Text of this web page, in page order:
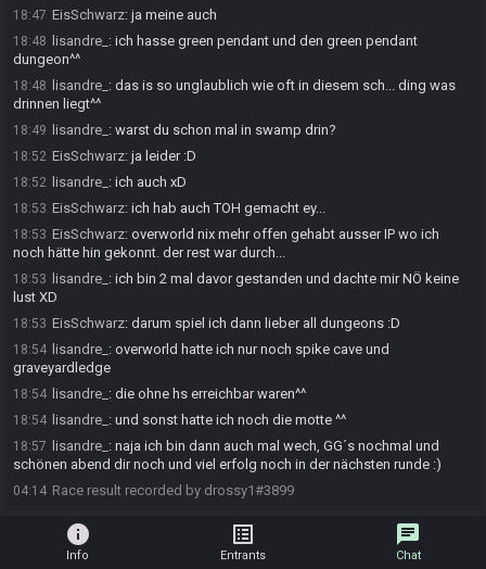
18:47 EisSchwarz: ja meine auch
18:48 lisandre_ : ich hasse green pendant und den green pendant
dungeon^^
18:48 lisandre_ : das is so unglaublich wie oft in diesem sch... ding was
drinnen liegt^^
18:49 lisandre_ : warst du schon mal in swamp drin?
18:52 EisSchwarz: ja leider :D
18:52 lisandre_ : ich auch xD
18:53 EisSchwarz: ich hab auch TOH gemacht ey...
18:53 EisSchwarz: overworld nix mehr offen gehabt ausser IP wo ich
noch hätte hin gekonnt. der rest war durch...
18:53 lisandre_ : ich bin 2 mal davor gestanden und dachte mir NÖ keine
lust XD
18:53 EisSchwarz: darum spiel ich dann lieber all dungeons :D
18:54 lisandre_ : overworld hatte ich nur noch spike cave und
graveyardledge
18:54 lisandre_ : die ohne hs erreichbar waren^^
18:54 lisandre_ : und sonst hatte ich noch die motte ^^
18:57 lisandre_ : naja ich bin dann auch mal wech, GG´s nochmal und
schönen abend dir noch und viel erfolg noch in der nächsten runde :)
04:14 Race result recorded by drossy1#3899
info
Info
list_alt
Entrants
chat
Chat